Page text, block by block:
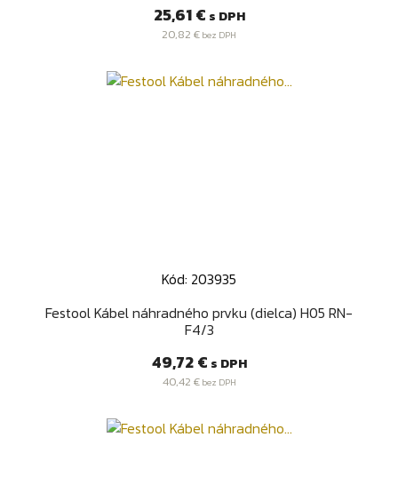
Cena
25,61 € s DPH
20,82 € bez DPH
Kód: 203935
Festool Kábel náhradného prvku (dielca) H05 RN-
F4/3
Cena
49,72 € s DPH
40,42 €bez DPH